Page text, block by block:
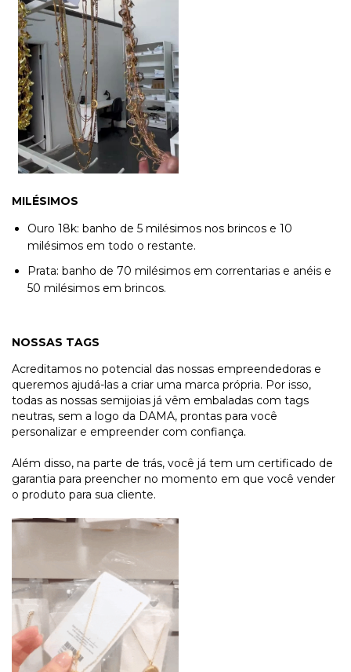
MILÉSIMOS
Ouro 18k: banho de 5 milésimos nos brincos e 10
milésimos em todo o restante.
Prata: banho de 70 milésimos em correntarias e anéis e
50 milésimos em brincos.
NOSSAS TAGS
Acreditamos no potencial das nossas empreendedoras e
queremos ajudá-las a criar uma marca própria. Por isso,
todas as nossas semijoias já vêm embaladas com tags
neutras, sem a logo da DAMA, prontas para você
personalizar e empreender com confiança.
Além disso, na parte de trás, você já tem um certificado de
garantia para preencher no momento em que você vender
o produto para sua cliente.